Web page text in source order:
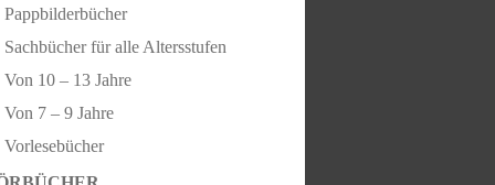
Pappbilderbücher
Sachbücher für alle Altersstufen
Von 10 – 13 Jahre
Von 7 – 9 Jahre
Vorlesebücher